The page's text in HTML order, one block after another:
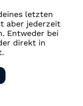
letzten
aber jederzeit
Entweder bei
direkt in
&
Resi